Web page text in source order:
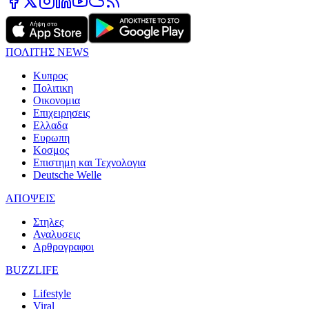
ΠΟΛΙΤΗΣ NEWS
Κυπρος
Πολιτικη
Οικονομια
Επιχειρησεις
Ελλαδα
Ευρωπη
Κοσμος
Επιστημη και Τεχνολογια
Deutsche Welle
ΑΠΟΨΕΙΣ
Στηλες
Αναλυσεις
Αρθρογραφοι
BUZZLIFE
Lifestyle
Viral